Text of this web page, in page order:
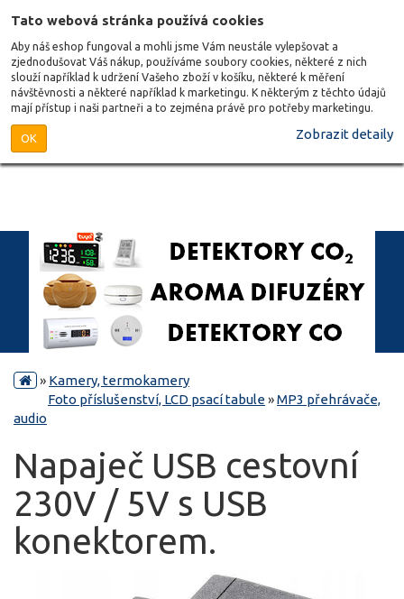
Tato webová stránka používá cookies
Aby náš eshop fungoval a mohli jsme Vám neustále vylepšovat a
zjednodušovat Váš nákup, používáme soubory cookies, některé z nich
slouží například k udržení Vašeho zboží v košíku, některé k měření
návštěvnosti a některé například k marketingu. K některým z těchto údajů
mají přístup i naši partneři a to zejména právě pro potřeby marketingu.
OK Zobrazit detaily
» Kamery, termokamery
Foto příslušenství, LCD psací tabule»MP3 přehrávače,
audio
Napaječ USB cestovní
230V / 5V s USB
konektorem.